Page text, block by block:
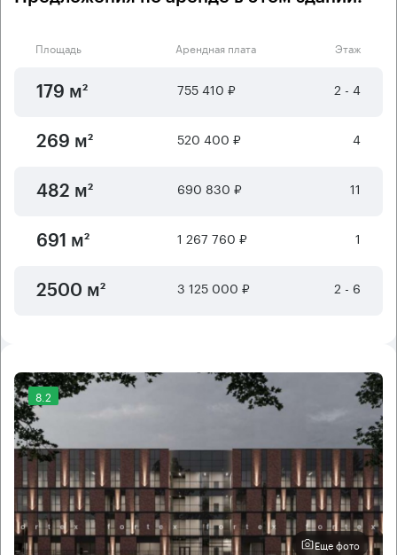
Площадь Арендная плата Этаж
179 м² 755 410 ₽ 2 - 4
269 м² 520 400 ₽ 4
482 м² 690 830 ₽ 11
691 м² 1 267 760 ₽ 1
2500 м² 3 125 000 ₽ 2 - 6
8.2
Еще фото